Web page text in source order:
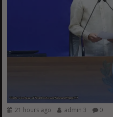
21 hours ago admin 3 0